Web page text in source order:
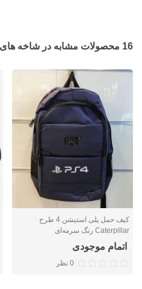
16 محصولات مشابه در شاخه های مختلف:
کیف حمل پلی استیشن 4 طرح
Caterpillar رنگ سرمه‌ای
اتمام موجودی
0 نظر